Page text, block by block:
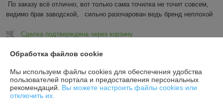
По заказу всё отлично, вот только сама точилка не точит совсем,
видимо брак заводской,   сильно разочарован ведь бренд неплохой
Сделка подтверждена через корзину
Показать все отзывы
О нас
Обработка файлов cookie
Мы используем файлы cookies для обеспечения удобства
пользователей портала и предоставления персональных
рекомендаций. Вы можете настроить файлы cookies или
отключить их.